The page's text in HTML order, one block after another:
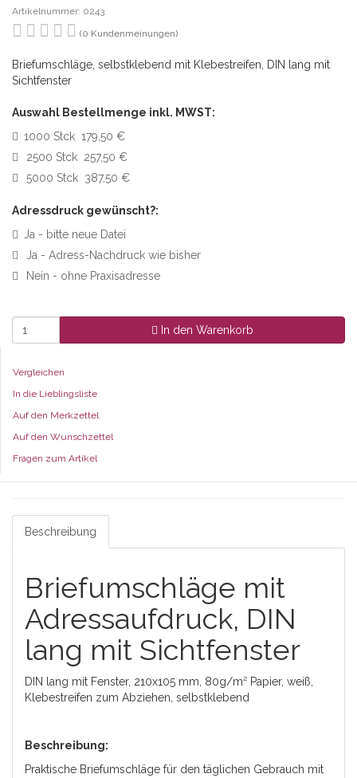
Artikelnummer: 0243
(0 Kundenmeinungen)
Briefumschläge, selbstklebend mit Klebestreifen, DIN lang mit
Sichtfenster
Auswahl Bestellmenge inkl. MWST:
1000 Stck 179,50 €
2500 Stck 257,50 €
5000 Stck 387,50 €
Adressdruck gewünscht?:
Ja - bitte neue Datei
Ja - Adress-Nachdruck wie bisher
Nein - ohne Praxisadresse
In den Warenkorb
Vergleichen
In die Lieblingsliste
Auf den Merkzettel
Auf den Wunschzettel
Fragen zum Artikel
Beschreibung
Briefumschläge mit
Adressaufdruck, DIN
lang mit Sichtfenster
DIN lang mit Fenster, 210x105 mm, 80g/m² Papier, weiß,
Klebestreifen zum Abziehen, selbstklebend
Beschreibung:
Praktische Briefumschläge für den täglichen Gebrauch mit